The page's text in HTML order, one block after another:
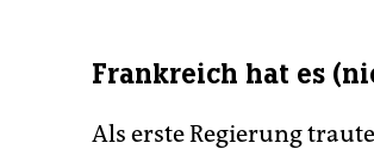
Frankreich hat es
Als erste Regierung